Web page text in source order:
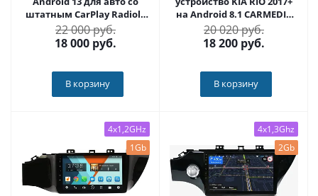
штатным CarPlay Radiola
RDL-Carplay
22 000 руб.
18 000 руб.
В корзину
на Android 8.1 CARMEDIA
KR-9047-T8
20 020 руб.
18 200 руб.
В корзину
4x1,2GHz
1Gb
4x1,3Ghz
2Gb